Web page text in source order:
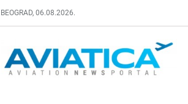
BEOGRAD, 06.08.2026.